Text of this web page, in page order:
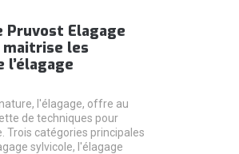
Pruvost Elagage
maitrise les
l’élagage
l'élagage, offre au
de techniques pour
Trois catégories principales
sylvicole, l'élagage